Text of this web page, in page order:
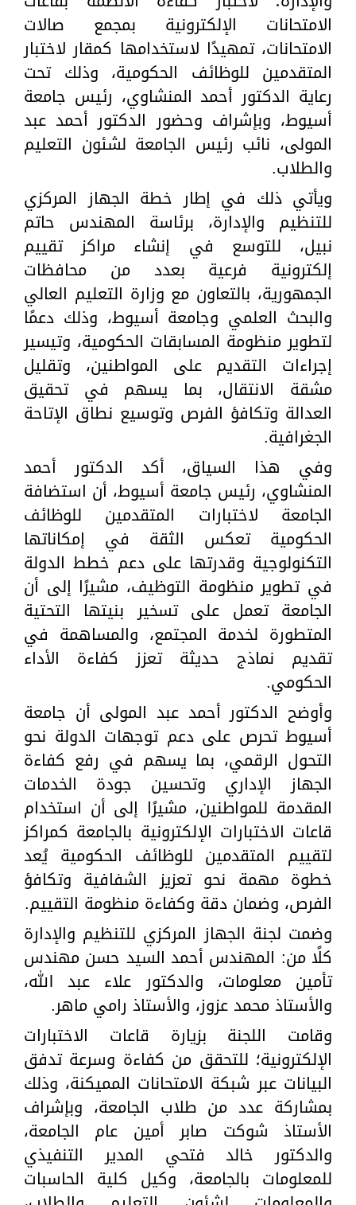
الامتحانات الإلكترونية بمجمع صالات
الامتحانات، تمهيدًا لاستخدامها كمقار لاختبار
المتقدمين للوظائف الحكومية، وذلك تحت
رعاية الدكتور أحمد المنشاوي، رئيس جامعة
أسيوط، وبإشراف وحضور الدكتور أحمد عبد
المولى، نائب رئيس الجامعة لشئون التعليم
والطلاب.
ويأتي ذلك في إطار خطة الجهاز المركزي
للتنظيم والإدارة، برئاسة المهندس حاتم
نبيل، للتوسع في إنشاء مراكز تقييم
إلكترونية فرعية بعدد من محافظات
الجمهورية، بالتعاون مع وزارة التعليم العالي
والبحث العلمي وجامعة أسيوط، وذلك دعمًا
لتطوير منظومة المسابقات الحكومية، وتيسير
إجراءات التقديم على المواطنين، وتقليل
مشقة الانتقال، بما يسهم في تحقيق
العدالة وتكافؤ الفرص وتوسيع نطاق الإتاحة
الجغرافية.
وفي هذا السياق، أكد الدكتور أحمد
المنشاوي، رئيس جامعة أسيوط، أن استضافة
الجامعة لاختبارات المتقدمين للوظائف
الحكومية تعكس الثقة في إمكاناتها
التكنولوجية وقدرتها على دعم خطط الدولة
في تطوير منظومة التوظيف، مشيرًا إلى أن
الجامعة تعمل على تسخير بنيتها التحتية
المتطورة لخدمة المجتمع، والمساهمة في
تقديم نماذج حديثة تعزز كفاءة الأداء
الحكومي.
وأوضح الدكتور أحمد عبد المولى أن جامعة
أسيوط تحرص على دعم توجهات الدولة نحو
التحول الرقمي، بما يسهم في رفع كفاءة
الجهاز الإداري وتحسين جودة الخدمات
المقدمة للمواطنين، مشيرًا إلى أن استخدام
قاعات الاختبارات الإلكترونية بالجامعة كمراكز
لتقييم المتقدمين للوظائف الحكومية يُعد
خطوة مهمة نحو تعزيز الشفافية وتكافؤ
الفرص، وضمان دقة وكفاءة منظومة التقييم.
وضمت لجنة الجهاز المركزي للتنظيم والإدارة
كلًا من: المهندس أحمد السيد حسن مهندس
تأمين معلومات، والدكتور علاء عبد الله،
والأستاذ محمد عزوز، والأستاذ رامي ماهر.
وقامت اللجنة بزيارة قاعات الاختبارات
الإلكترونية؛ للتحقق من كفاءة وسرعة تدفق
البيانات عبر شبكة الامتحانات المميكنة، وذلك
بمشاركة عدد من طلاب الجامعة، وبإشراف
الأستاذ شوكت صابر أمين عام الجامعة،
والدكتور خالد فتحي المدير التنفيذي
للمعلومات بالجامعة، وكيل كلية الحاسبات